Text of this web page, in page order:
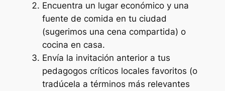
Encuentra un lugar económico y una
fuente de comida en tu ciudad
(sugerimos una cena compartida) o
cocina en casa.
Envía la invitación anterior a tus
pedagogos críticos locales favoritos (o
tradúcela a términos más relevantes